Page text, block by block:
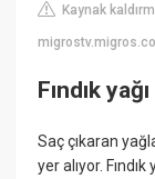
Kaynak
Fındık
Saç çıkaran
yer alıyor.